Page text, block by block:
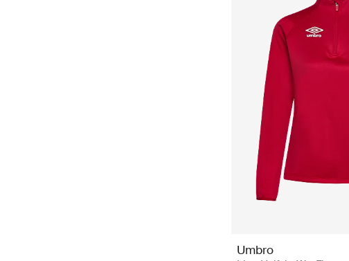
Umbro